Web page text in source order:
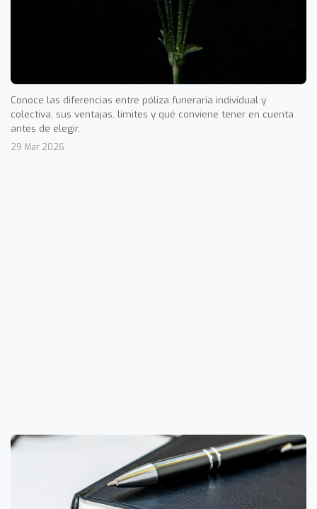
Conoce las diferencias entre póliza funeraria individual y
colectiva, sus ventajas, límites y qué conviene tener en cuenta
antes de elegir.
29 Mar 2026